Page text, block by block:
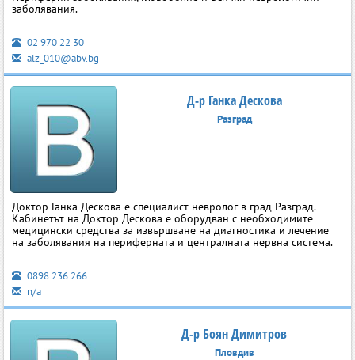
заболявания.
02 970 22 30
alz_010@abv.bg
Д-р Ганка Дескова
Разград
Доктор Ганка Дескова е специалист невролог в град Разград.
Кабинетът на Доктор Дескова е оборудван с необходимите
медицински средства за извършване на диагностика и лечение
на заболявания на периферната и централната нервна система.
0898 236 266
n/a
Д-р Боян Димитров
Пловдив